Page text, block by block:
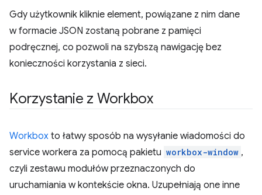
Gdy użytkownik kliknie element, powiązane z nim dane
w formacie JSON zostaną pobrane z pamięci
podręcznej, co pozwoli na szybszą nawigację bez
konieczności korzystania z sieci.
Korzystanie z Workbox
Workbox to łatwy sposób na wysyłanie wiadomości do
service workera za pomocą pakietu workbox-window ,
czyli zestawu modułów przeznaczonych do
uruchamiania w kontekście okna. Uzupełniają one inne